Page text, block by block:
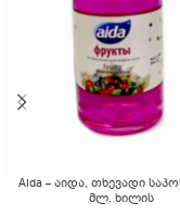
Aida – აიდა, თხევადი
მლ. ხილის